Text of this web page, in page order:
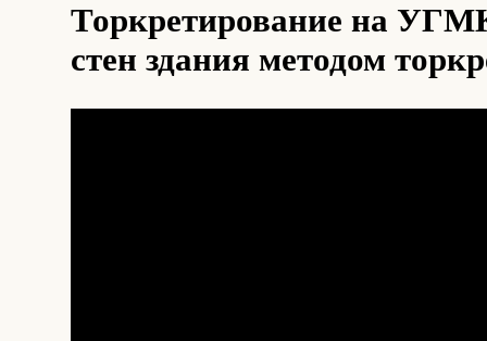
Торкретирование на
стен здания методом